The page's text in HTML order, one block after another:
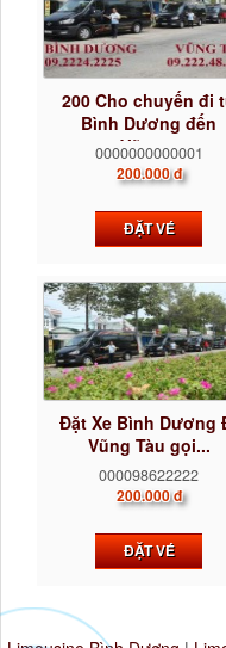
200 Cho chuyến đi
Bình Dương đến
Vũng...
0000000000001
200.000 đ
ĐẶT VÉ
Đặt Xe Bình Dương
Vũng Tàu gọi...
000098622222
200.000 đ
ĐẶT VÉ